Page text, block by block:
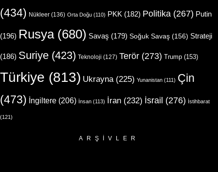
(434) Nükleer (136) Orta Doğu (110) PKK (182) Politika (267) Putin
(196) Rusya(680) Savaş (179) Soğuk Savaş (156) Strateji
(186) Suriye (423) Teknoloji (127) Terör (273) Trump (153)
Türkiye (813) Ukrayna (225) Yunanistan (111) Çin
(473) İngiltere (206) İnsan (113) İran (232) İsrail (276) İstihbarat
(121)
ARŞIVLER